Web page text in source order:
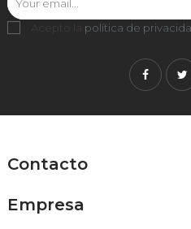
Acepto la política de
Contacto
Empresa